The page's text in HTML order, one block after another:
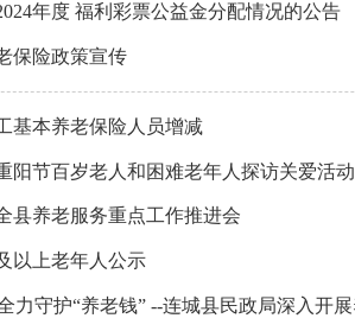
年度 福利彩票公益金分配情况的公告
保险政策宣传
基本养老保险人员增减
阳节百岁老人和困难老年人探访关爱活动
县养老服务重点工作推进会
以上老年人公示
力守护“养老钱” --连城县民政局深入开